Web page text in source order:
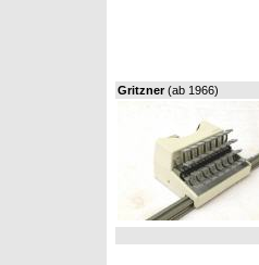
Gritzner(ab 1966)